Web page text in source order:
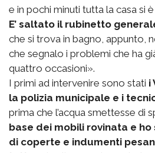
e in pochi minuti tutta la casa si
E’ saltato il rubinetto
che si trova in bagno, appunto,
che segnalo i problemi che ha
quattro occasioni».
I primi ad intervenire sono stati i
la polizia municipale e i
prima che l’acqua smettesse di
base dei mobili rovinata e
di coperte e indumenti